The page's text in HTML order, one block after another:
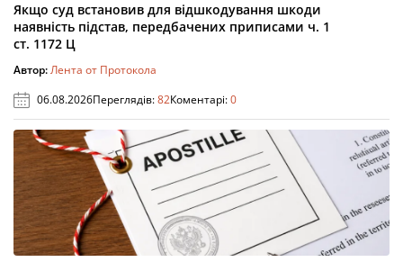
Якщо суд встановив для відшкодування шкоди
наявність підстав, передбачених приписами ч. 1
ст. 1172 Ц
Автор:Лента от Протокола
06.08.2026Переглядів:82Коментарі:0